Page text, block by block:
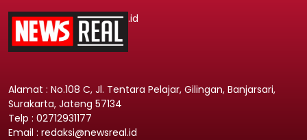
.id
Alamat : No.108 C, Jl. Tentara Pelajar, Gilingan, Banjarsari,
Surakarta, Jateng 57134
Telp : 02712931177
Email : redaksi@newsreal.id